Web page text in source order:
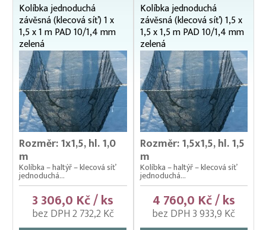
Kolíbka jednoduchá
závěsná (klecová síť) 1 x
1,5 x 1 m PAD 10/1,4 mm
zelená
Rozměr: 1x1,5, hl. 1,0
m
Kolíbka – haltýř – klecová síť
jednoduchá...
3 306,0 Kč / ks
bez DPH 2 732,2 Kč
Kolíbka jednoduchá
závěsná (klecová síť) 1,5 x
1,5 x 1,5 m PAD 10/1,4 mm
zelená
Rozměr: 1,5x1,5, hl. 1,5
m
Kolíbka – haltýř – klecová síť
jednoduchá...
4 760,0 Kč / ks
bez DPH 3 933,9 Kč